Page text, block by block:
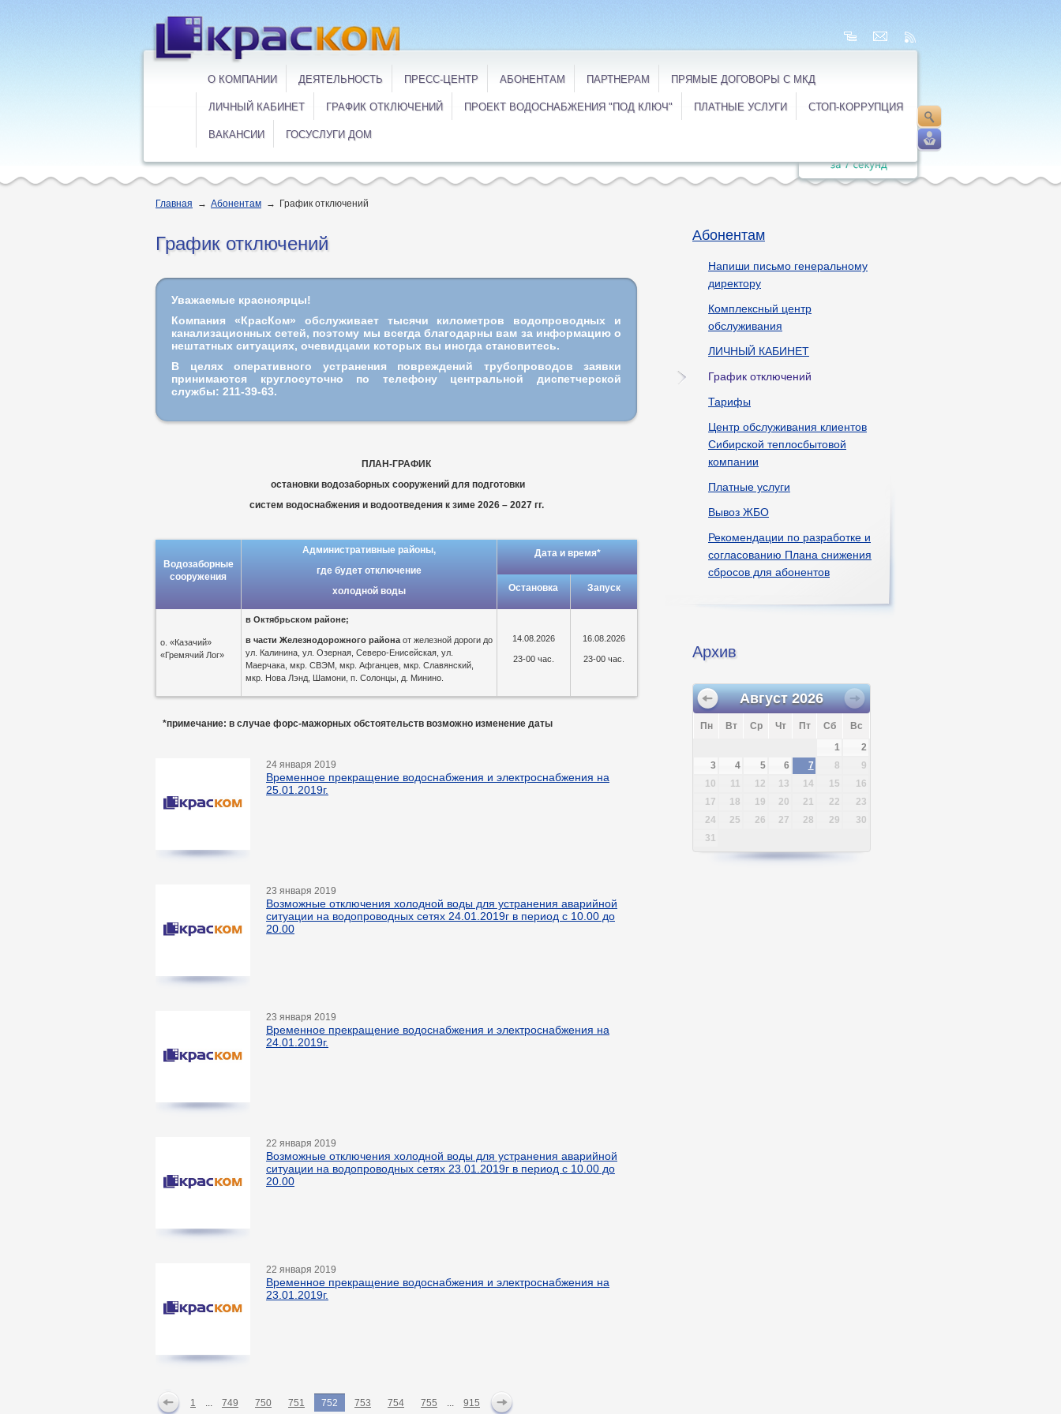
О КОМПАНИИ ДЕЯТЕЛЬНОСТЬ ПРЕСС-ЦЕНТР АБОНЕНТАМ ПАРТНЕРАМ ПРЯМЫЕ ДОГОВОРЫ С МКД
ЛИЧНЫЙ КАБИНЕТ ГРАФИК ОТКЛЮЧЕНИЙ ПРОЕКТ ВОДОСНАБЖЕНИЯ "ПОД КЛЮЧ" ПЛАТНЫЕ УСЛУГИ СТОП-КОРРУПЦИЯ
ВАКАНСИИ ГОСУСЛУГИ ДОМ
Главная → Абонентам → График отключений
График отключений
Уважаемые красноярцы!
Компания «КрасКом» обслуживает тысячи километров водопроводных и
канализационных сетей, поэтому мы всегда благодарны вам за информацию о
нештатных ситуациях, очевидцами которых вы иногда становитесь.
В целях оперативного устранения повреждений трубопроводов заявки
принимаются круглосуточно по телефону центральной диспетчерской
службы: 211-39-63.
ПЛАН-ГРАФИК
остановки водозаборных сооружений для подготовки
систем водоснабжения и водоотведения к зиме 2026 – 2027 гг.
Водозаборные
сооружения
Административные районы,
где будет отключение
холодной воды
Дата и время*
Остановка Запуск
о. «Казачий»
«Гремячий Лог»
в Октябрьском районе;
в части Железнодорожного района от железной дороги до
ул. Калинина, ул. Озерная, Северо-Енисейская, ул.
Маерчака, мкр. СВЭМ, мкр. Афганцев, мкр. Славянский,
мкр. Нова Лэнд, Шамони, п. Солонцы, д. Минино.
14.08.2026
23-00 час.
16.08.2026
23-00 час.
*примечание: в случае форс-мажорных обстоятельств возможно изменение даты
24 января 2019
Временное прекращение водоснабжения и электроснабжения на
25.01.2019г.
23 января 2019
Возможные отключения холодной воды для устранения аварийной
ситуации на водопроводных сетях 24.01.2019г в период с 10.00 до
20.00
23 января 2019
Временное прекращение водоснабжения и электроснабжения на
24.01.2019г.
22 января 2019
Возможные отключения холодной воды для устранения аварийной
ситуации на водопроводных сетях 23.01.2019г в период с 10.00 до
20.00
22 января 2019
Временное прекращение водоснабжения и электроснабжения на
23.01.2019г.
1 ... 749 750 751 752 753 754 755 ... 915
Абонентам
Напиши письмо генеральному
директору
Комплексный центр
обслуживания
ЛИЧНЫЙ КАБИНЕТ
График отключений
Тарифы
Центр обслуживания клиентов
Сибирской теплосбытовой
компании
Платные услуги
Вывоз ЖБО
Рекомендации по разработке и
согласованию Плана снижения
сбросов для абонентов
Архив
Август 2026
Пн Вт Ср Чт Пт Сб
Вс
1
2
3
4 5 6 7 8
9
10
11 12 13 14 15
16
17
18 19 20 21 22
23
24
25 26 27 28 29
30
31